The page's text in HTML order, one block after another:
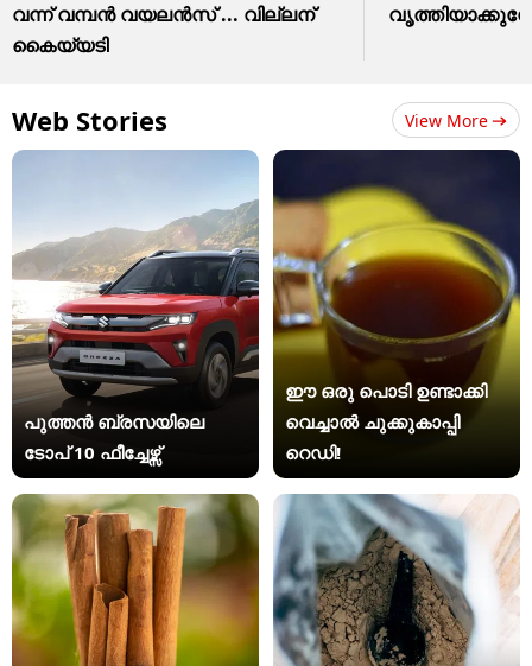
വന്ന് വമ്പൻ വയലൻസ് ... വില്ലന്
കൈയ്യടി
Web Stories View More
പുത്തൻ ബ്രസയിലെ
ടോപ് 10 ഫീച്ചേഴ്സ്
ഈ ഒരു പൊടി ഉണ്ടാക്കി
വെച്ചാൽ ചുക്കുകാപ്പി
റെഡി!